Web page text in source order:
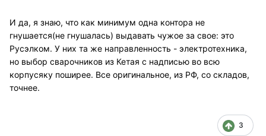
И да, я знаю, что как минимум одна контора не
гнушается(не гнушалась) выдавать чужое за свое: это
Русэлком. У них та же направленность - электротехника,
но выбор сварочников из Кетая с надписью во всю
корпусяку поширее. Все оригинальное, из РФ, со складов,
точнее.
3